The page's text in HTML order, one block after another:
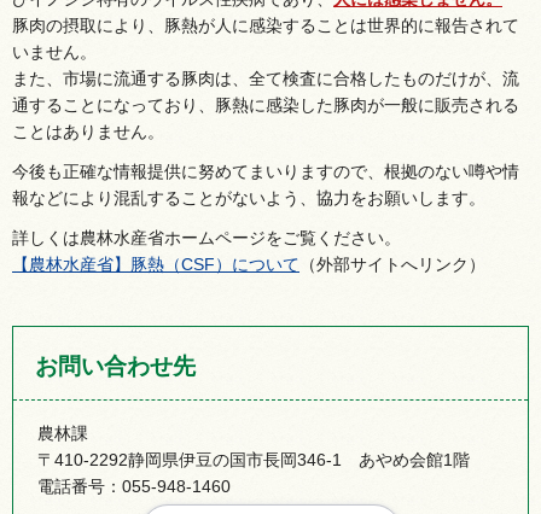
豚肉の摂取により、豚熱が人に感染することは世界的に報告されて
いません。
また、市場に流通する豚肉は、全て検査に合格したものだけが、流
通することになっており、豚熱に感染した豚肉が一般に販売される
ことはありません。
今後も正確な情報提供に努めてまいりますので、根拠のない噂や情
報などにより混乱することがないよう、協力をお願いします。
詳しくは農林水産省ホームページをご覧ください。
【農林水産省】豚熱（CSF）について （外部サイトへリンク）
お問い合わせ先
農林課
〒410-2292静岡県伊豆の国市長岡346-1 あやめ会館1階
電話番号：055-948-1460